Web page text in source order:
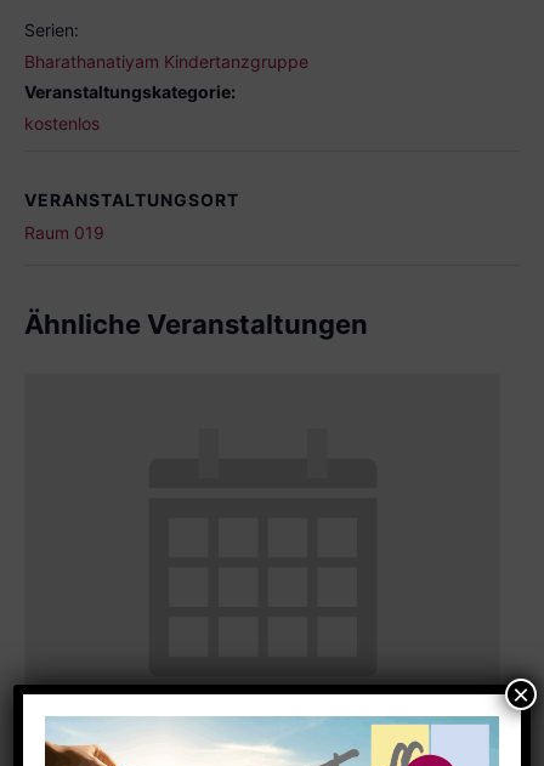
Serien:
Bharathanatiyam Kindertanzgruppe
Veranstaltungskategorie:
kostenlos
VERANSTALTUNGSORT
Raum 019
Ähnliche Veranstaltungen